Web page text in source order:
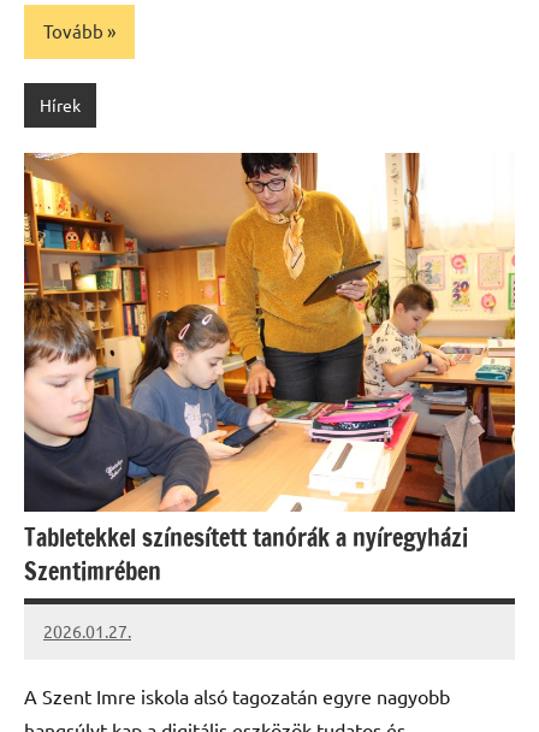
Tovább
Hírek
Tabletekkel színesített tanórák a nyíregyházi
Szentimrében
2026.01.27.
Leiszt
A Szent Imre iskola alsó tagozatán egyre nagyobb